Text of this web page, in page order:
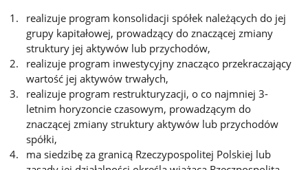
realizuje program konsolidacji spółek należących do jej
grupy kapitałowej, prowadzący do znaczącej zmiany
struktury jej aktywów lub przychodów,
realizuje program inwestycyjny znacząco przekraczający
wartość jej aktywów trwałych,
realizuje program restrukturyzacji, o co najmniej 3-
letnim horyzoncie czasowym, prowadzącym do
znaczącej zmiany struktury aktywów lub przychodów
spółki,
ma siedzibę za granicą Rzeczypospolitej Polskiej lub